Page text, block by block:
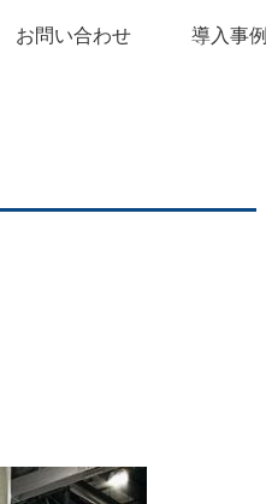
お問い合わせ 導入事例